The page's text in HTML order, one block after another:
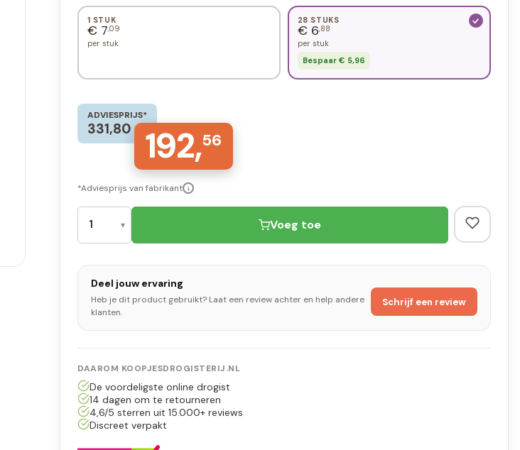
1 STUK
€ 7,09
per stuk
28 STUKS
€ 6,88
per stuk
Bespaar € 5,96
ADVIESPRIJS*
331,80 192,56
*Adviesprijs van fabrikant i
Voeg toe
Deel jouw ervaring
Heb je dit product gebruikt? Laat een review achter en help andere
klanten.
Schrijf een review
DAAROM KOOPJESDROGISTERIJ.NL
De voordeligste online drogist
14 dagen om te retourneren
4,6/5 sterren uit 15.000+ reviews
Discreet verpakt